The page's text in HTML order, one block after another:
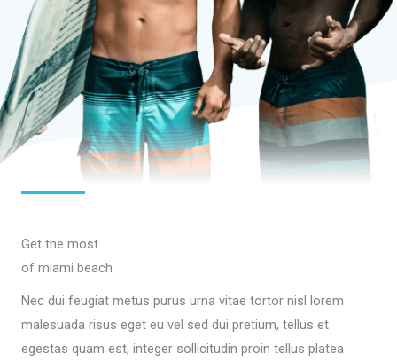
Get the most
of miami beach
Nec dui feugiat metus purus urna vitae tortor nisl lorem
malesuada risus eget eu vel sed dui pretium, tellus et
egestas quam est, integer sollicitudin proin tellus platea